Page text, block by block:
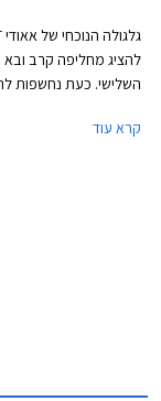
להציג מחליפה קרב
את כל חלקי המרכב.
קרא עוד